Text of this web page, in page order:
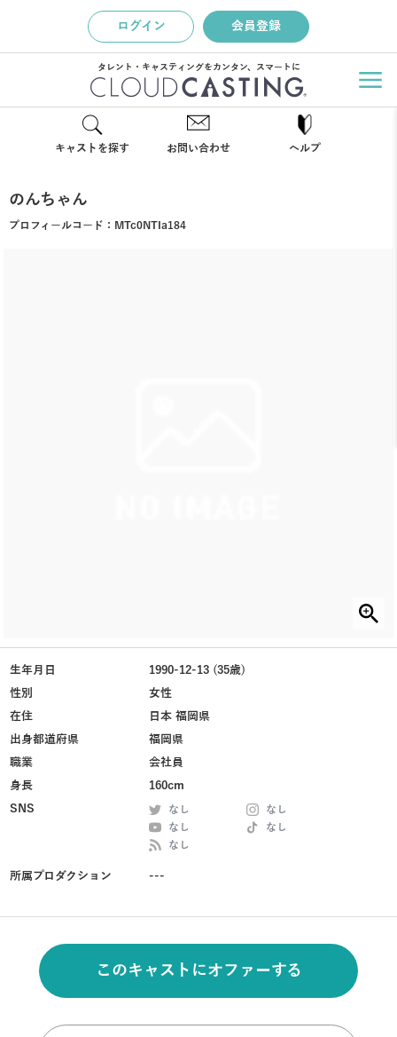
ログイン 会員登録
タレント・キャスティングをカンタン、スマートに
キャストを探す お問い合わせ ヘルプ
のんちゃん
プロフィールコード： MTc0NTIa184
生年月日
1990-12-13 (35歳)
性別
女性
在住
日本 福岡県
出身都道府県
福岡県
職業
会社員
身長
160cm
SNS
なし
なし
なし
なし
なし
所属プロダクション ---
このキャストにオファーする